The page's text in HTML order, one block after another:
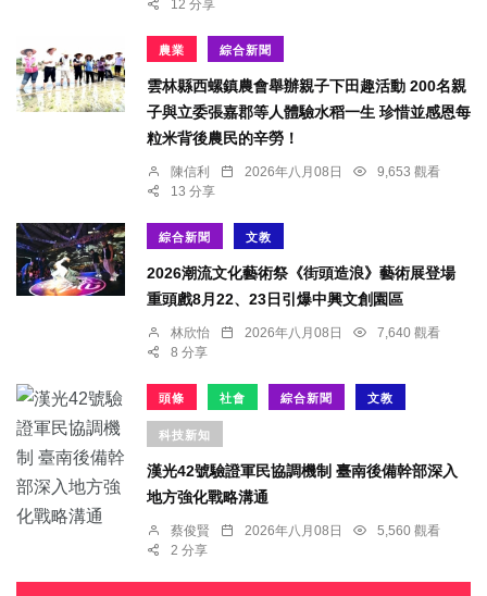
12 分享
農業 綜合新聞
雲林縣西螺鎮農會舉辦親子下田趣活動 200名親
子與立委張嘉郡等人體驗水稻一生 珍惜並感恩每
粒米背後農民的辛勞！
陳信利 2026年八月08日
9,653 觀看
13 分享
綜合新聞 文教
2026潮流文化藝術祭《街頭造浪》藝術展登場
重頭戲8月22、23日引爆中興文創園區
林欣怡 2026年八月08日
7,640 觀看
8 分享
頭條 社會 綜合新聞 文教
科技新知
漢光42號驗證軍民協調機制 臺南後備幹部深入
地方強化戰略溝通
蔡俊賢 2026年八月08日
5,560 觀看
2 分享